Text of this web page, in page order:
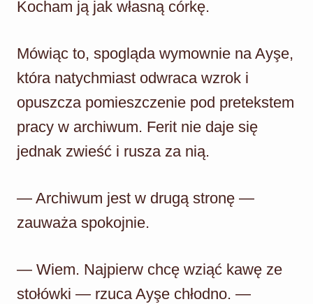
Kocham ją jak własną córkę.
Mówiąc to, spogląda wymownie na Ayşe,
która natychmiast odwraca wzrok i
opuszcza pomieszczenie pod pretekstem
pracy w archiwum. Ferit nie daje się
jednak zwieść i rusza za nią.
— Archiwum jest w drugą stronę —
zauważa spokojnie.
— Wiem. Najpierw chcę wziąć kawę ze
stołówki — rzuca Ayşe chłodno. —